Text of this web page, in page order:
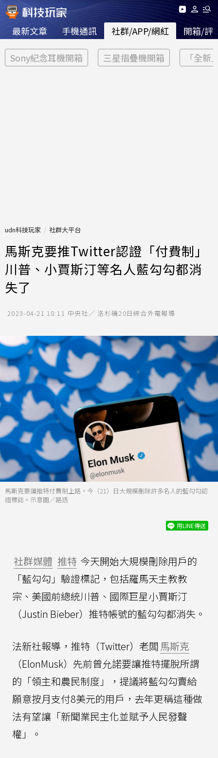
最新文章 手機通訊 社群/APP/網紅 開箱/評
Sony紀念耳機開箱 三星摺疊機開箱 「全新
udn科技玩家 社群大平台
馬斯克要推Twitter認證「付費制」
川普、小賈斯汀等名人藍勾勾都消
失了
2023-04-21 18:11 中央社／ 洛杉磯20日綜合外電報導
馬斯克要讓推特付費制上路，今（21）日大規模刪除許多名人的藍勾勾認
證標誌。示意圖／路透
用LINE傳送
社群媒體 推特 今天開始大規模刪除用戶的
「藍勾勾」驗證標記，包括羅馬天主教教
宗、美國前總統川普、國際巨星小賈斯汀
（Justin Bieber）推特帳號的藍勾勾都消失。
法新社報導，推特（Twitter）老闆 馬斯克
（ElonMusk）先前曾允諾要讓推特擺脫所謂
的「領主和農民制度」，提議將藍勾勾賣給
願意按月支付8美元的用戶，去年更稱這種做
法有望讓「新聞業民主化並賦予人民發聲
權」。